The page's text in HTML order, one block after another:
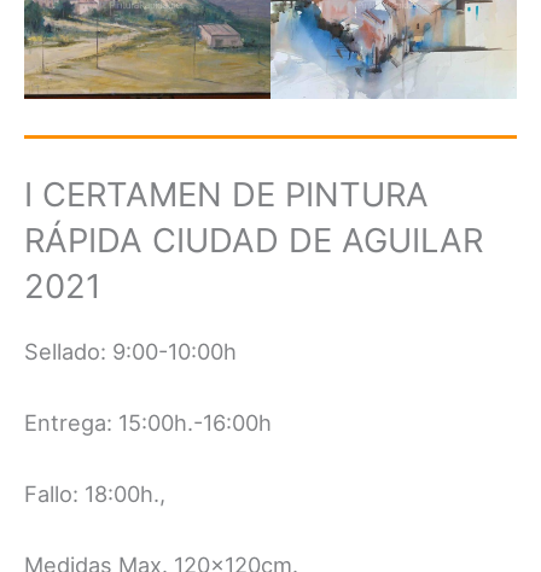
I CERTAMEN DE PINTURA
RÁPIDA CIUDAD DE AGUILAR
2021
Sellado: 9:00-10:00h
Entrega: 15:00h.-16:00h
Fallo: 18:00h.,
Medidas Max. 120x120cm.